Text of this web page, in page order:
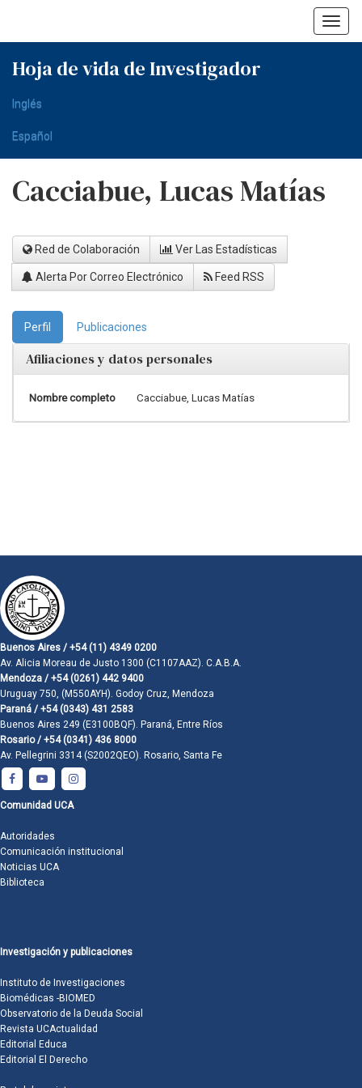
Hoja de vida de Investigador
Inglés
Español
Cacciabue, Lucas Matías
Red de Colaboración Ver Las Estadísticas
Alerta Por Correo Electrónico Feed RSS
Perfil Publicaciones
Afiliaciones y datos personales
Nombre completo Cacciabue, Lucas Matías
Buenos Aires / +54 (11) 4349 0200
Av. Alicia Moreau de Justo 1300 (C1107AAZ). C.A.B.A.
Mendoza / +54 (0261) 442 9400
Uruguay 750, (M550AYH). Godoy Cruz, Mendoza
Paraná / +54 (0343) 431 2583
Buenos Aires 249 (E3100BQF). Paraná, Entre Ríos
Rosario / +54 (0341) 436 8000
Av. Pellegrini 3314 (S2002QEO). Rosario, Santa Fe
Comunidad UCA
Autoridades
Comunicación institucional
Noticias UCA
Biblioteca
Investigación y publicaciones
Instituto de Investigaciones
Biomédicas -BIOMED
Observatorio de la Deuda Social
Revista UCActualidad
Editorial Educa
Editorial El Derecho